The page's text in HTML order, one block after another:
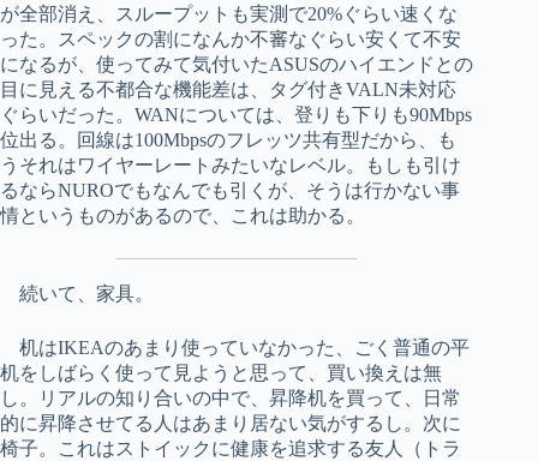
が全部消え、スループットも実測で20%ぐらい速くな
った。スペックの割になんか不審なぐらい安くて不安
になるが、使ってみて気付いたASUSのハイエンドとの
目に見える不都合な機能差は、タグ付きVALN未対応
ぐらいだった。WANについては、登りも下りも90Mbps
位出る。回線は100Mbpsのフレッツ共有型だから、も
うそれはワイヤーレートみたいなレベル。もしも引け
るならNUROでもなんでも引くが、そうは行かない事
情というものがあるので、これは助かる。
続いて、家具。
机はIKEAのあまり使っていなかった、ごく普通の平
机をしばらく使って見ようと思って、買い換えは無
し。リアルの知り合いの中で、昇降机を買って、日常
的に昇降させてる人はあまり居ない気がするし。次に
椅子。これはストイックに健康を追求する友人（トラ